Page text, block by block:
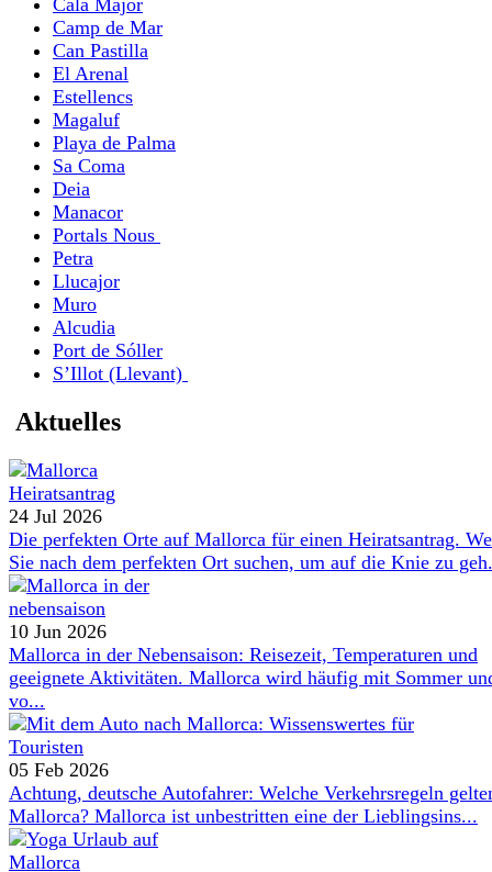
Camp de Mar
Can Pastilla
El Arenal
Estellencs
Magaluf
Playa de Palma
Sa Coma
Deia
Manacor
Portals Nous
Petra
Llucajor
Muro
Alcudia
Port de Sóller
S’Illot (Llevant)
Aktuelles
24 Jul 2026
Die perfekten Orte auf Mallorca für einen Heiratsantrag.
Sie nach dem perfekten Ort suchen, um auf die Knie zu
10 Jun 2026
Mallorca in der Nebensaison: Reisezeit, Temperaturen und
geeignete Aktivitäten. Mallorca wird häufig mit Sommer
vo...
05 Feb 2026
Achtung, deutsche Autofahrer: Welche Verkehrsregeln
Mallorca? Mallorca ist unbestritten eine der Lieblingsins...